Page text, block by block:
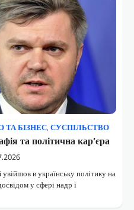
БІЗНЕС, СУСПІЛЬСТВО
та політична кар’єра
в українську політику на
у сфері надр і